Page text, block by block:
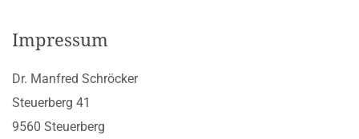
Impressum
Dr. Manfred Schröcker
Steuerberg 41
9560 Steuerberg